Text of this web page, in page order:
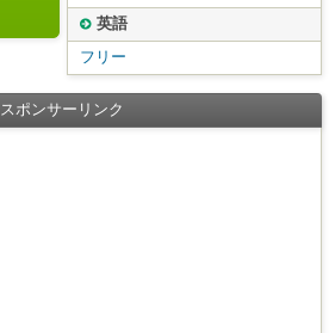
英語
フリー
スポンサーリンク